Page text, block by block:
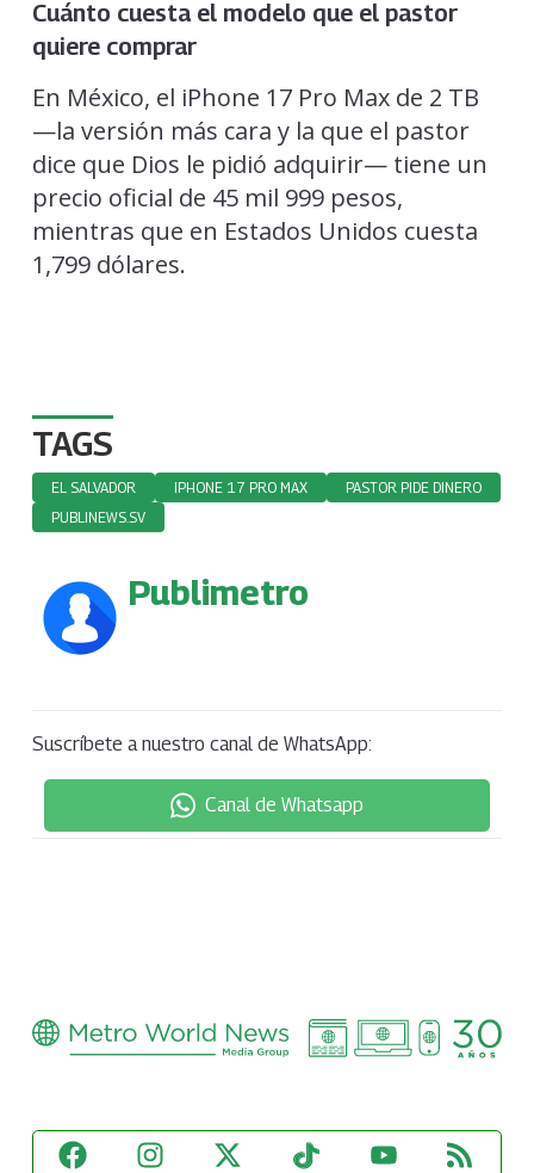
Cuánto cuesta el modelo que el pastor
quiere comprar
En México, el iPhone 17 Pro Max de 2 TB
—la versión más cara y la que el pastor
dice que Dios le pidió adquirir— tiene un
precio oficial de 45 mil 999 pesos,
mientras que en Estados Unidos cuesta
1,799 dólares.
TAGS
EL SALVADOR IPHONE 17 PRO MAX
PASTOR PIDE DINERO
PUBLINEWS.SV
Publimetro
Suscríbete a nuestro canal de WhatsApp:
Canal de Whatsapp